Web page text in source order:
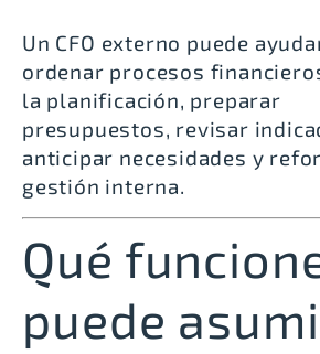
Un CFO externo puede
ordenar procesos
la planificación, preparar
presupuestos, revisar
anticipar necesidades y
gestión interna.
Qué
puede